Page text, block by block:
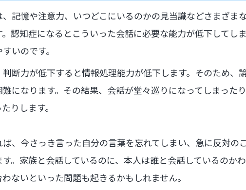
記憶や注意力、いつどこにいるのかの見当識などさまざま
認知症になるとこういった会話に必要な能力が低下してし
いのです。
断力が低下すると情報処理能力が低下します。そのため、
になります。その結果、会話が堂々巡りになってしまった
りします。
、今さっき言った自分の言葉を忘れてしまい、急に反対の
。家族と会話しているのに、本人は誰と会話しているのか
ないといった問題も起きるかもしれません。